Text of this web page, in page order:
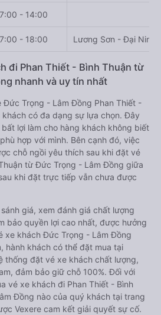
- 14:00
- 18:00 Lương Sơn - Đại Ninh
đi Phan Thiết - Bình Thuận từ
nhanh và uy tín nhất
Đức Trọng - Lâm Đồng Phan Thiết -
khách có đa dạng sự lựa chọn. Đây
lợi làm cho hàng khách không biết
hợp với mình. Bên cạnh đó, việc
chỗ ngồi yêu thích sau khi đặt vé
từ Đức Trọng - Lâm Đồng giữa
khi đặt trực tiếp vẫn chưa được
giá, xem đánh giá chất lượng
bảo quyền lợi cao nhất, được hưởng
xe khách Đức Trọng - Lâm Đồng
hành khách có thể đặt mua tại
thống đặt vé xe khách chất lượng,
đảm bảo giữ chỗ 100%. Đối với
vé xe khách đi Phan Thiết - Bình
Đồng nào của quý khách tại trang
Vexere cam kết giải quyết sự cố.